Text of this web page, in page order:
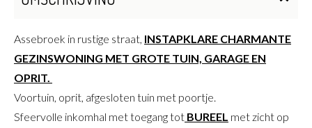
Assebroek in rustige straat, INSTAPKLARE CHARMANTE
GEZINSWONING MET GROTE TUIN, GARAGE EN
OPRIT.
Voortuin, oprit, afgesloten tuin met poortje.
Sfeervolle inkomhal met toegang tot BUREEL met zicht op